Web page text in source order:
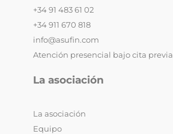
+34 91 483 61 02
+34 911 670 818
info@asufin.com
Atención presencial bajo cita previa
La asociación
La asociación
Equipo